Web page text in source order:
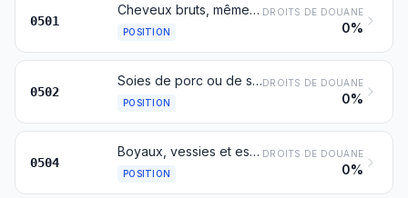
0501
Cheveux bruts, même lavés ou dégraissés; déchets de cheveux
POSITION
DROITS DE DOUANE
0%
0502
Soies de porc ou de sanglier; poils de blaireau et autres poils pour la brosserie; déchets de ces soies ou poils
POSITION
DROITS DE DOUANE
0%
0504
Boyaux, vessies et estomacs d'animaux, entiers ou en morceaux, autres que ceux de poissons, à l'état frais, réfrigéré, congelé, salé ou en saumure, séché ou fumé
POSITION
DROITS DE DOUANE
0%